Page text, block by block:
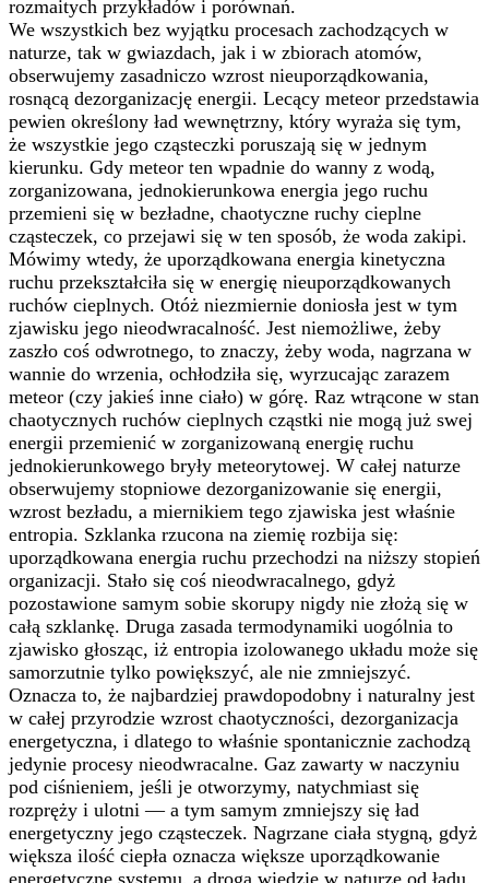
rozmaitych przykładów i porównań.
We wszystkich bez wyjątku procesach zachodzących w
naturze, tak w gwiazdach, jak i w zbiorach atomów,
obserwujemy zasadniczo wzrost nieuporządkowania,
rosnącą dezorganizację energii. Lecący meteor przedstawia
pewien określony ład wewnętrzny, który wyraża się tym,
że wszystkie jego cząsteczki poruszają się w jednym
kierunku. Gdy meteor ten wpadnie do wanny z wodą,
zorganizowana, jednokierunkowa energia jego ruchu
przemieni się w bezładne, chaotyczne ruchy cieplne
cząsteczek, co przejawi się w ten sposób, że woda zakipi.
Mówimy wtedy, że uporządkowana energia kinetyczna
ruchu przekształciła się w energię nieuporządkowanych
ruchów cieplnych. Otóż niezmiernie doniosła jest w tym
zjawisku jego nieodwracalność. Jest niemożliwe, żeby
zaszło coś odwrotnego, to znaczy, żeby woda, nagrzana w
wannie do wrzenia, ochłodziła się, wyrzucając zarazem
meteor (czy jakieś inne ciało) w górę. Raz wtrącone w stan
chaotycznych ruchów cieplnych cząstki nie mogą już swej
energii przemienić w zorganizowaną energię ruchu
jednokierunkowego bryły meteorytowej. W całej naturze
obserwujemy stopniowe dezorganizowanie się energii,
wzrost bezładu, a miernikiem tego zjawiska jest właśnie
entropia. Szklanka rzucona na ziemię rozbija się:
uporządkowana energia ruchu przechodzi na niższy stopień
organizacji. Stało się coś nieodwracalnego, gdyż
pozostawione samym sobie skorupy nigdy nie złożą się w
całą szklankę. Druga zasada termodynamiki uogólnia to
zjawisko głosząc, iż entropia izolowanego układu może się
samorzutnie tylko powiększyć, ale nie zmniejszyć.
Oznacza to, że najbardziej prawdopodobny i naturalny jest
w całej przyrodzie wzrost chaotyczności, dezorganizacja
energetyczna, i dlatego to właśnie spontanicznie zachodzą
jedynie procesy nieodwracalne. Gaz zawarty w naczyniu
pod ciśnieniem, jeśli je otworzymy, natychmiast się
rozpręży i ulotni — a tym samym zmniejszy się ład
energetyczny jego cząsteczek. Nagrzane ciała stygną, gdyż
większa ilość ciepła oznacza większe uporządkowanie
energetyczne systemu, a droga wiedzie w naturze od ładu,